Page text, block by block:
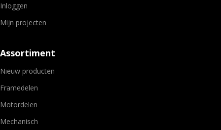
Inloggen
Mijn projecten
Assortiment
Nieuw producten
Framedelen
Motordelen
Mechanisch